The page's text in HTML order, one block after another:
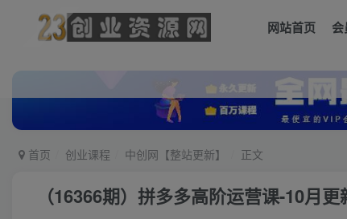
网站首页 会
首页 创业课程 中创网【整站更新】 正文
（16366期）拼多多高阶运营课-10月